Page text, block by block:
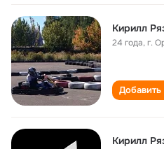
Кирилл
24 года,г.
Добавить
Кирилл